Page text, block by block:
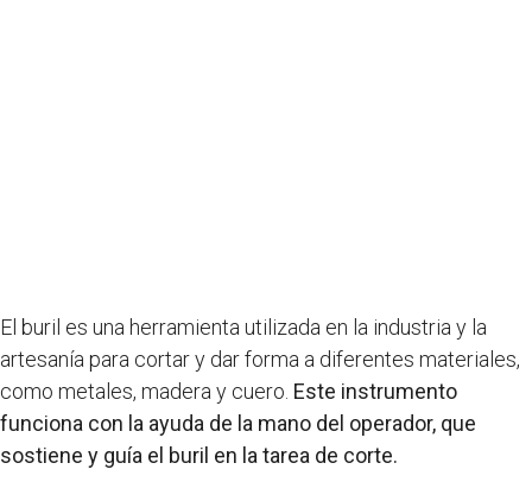
El buril es una herramienta utilizada en la industria y la
artesanía para cortar y dar forma a diferentes materiales,
como metales, madera y cuero. Este instrumento
funciona con la ayuda de la mano del operador, que
sostiene y guía el buril en la tarea de corte.